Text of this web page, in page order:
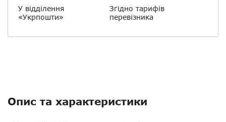
У відділення
«Укрпошти»
Згідно тарифів
перевізника
Опис та характеристики